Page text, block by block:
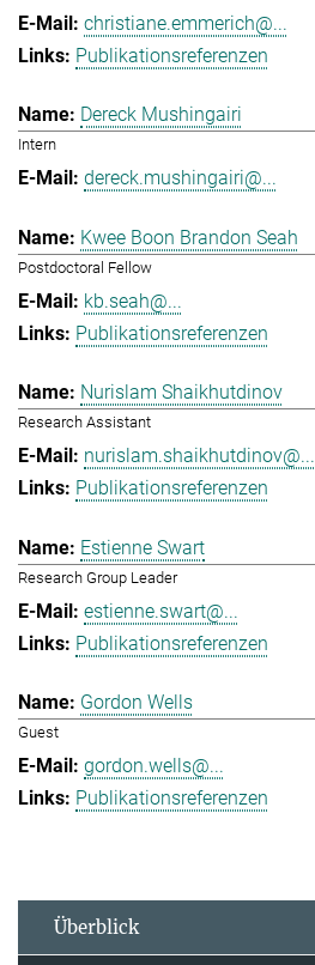
christiane.emmerich@...
Publikationsreferenzen
Dereck Mushingairi
Intern
dereck.mushingairi@...
Kwee Boon Brandon Seah
Postdoctoral Fellow
kb.seah@...
Publikationsreferenzen
Nurislam Shaikhutdinov
Research Assistant
nurislam.shaikhutdinov@...
Publikationsreferenzen
Estienne Swart
Research Group Leader
estienne.swart@...
Publikationsreferenzen
Gordon Wells
Guest
gordon.wells@...
Publikationsreferenzen
Überblick